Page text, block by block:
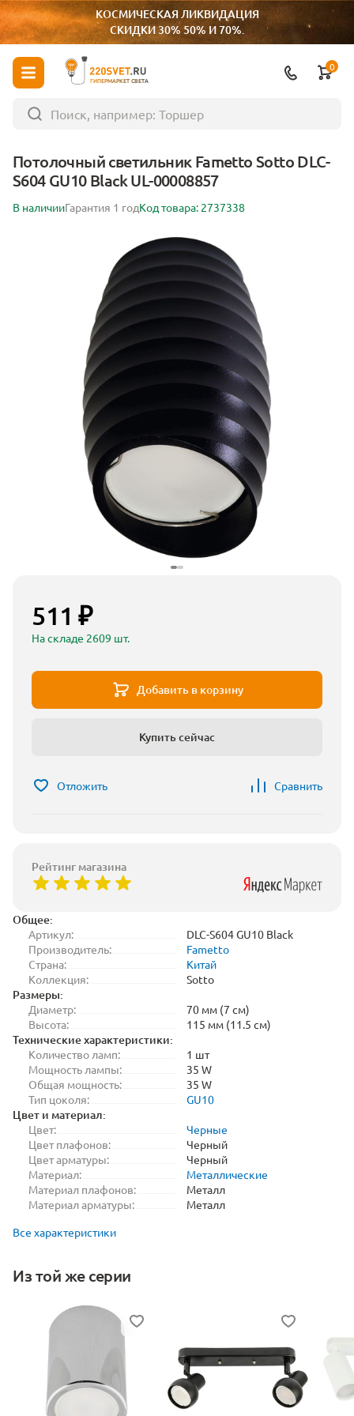
КОСМИЧЕСКАЯ ЛИКВИДАЦИЯ
СКИДКИ 30% 50% И 70%.
ГИПЕРМАРКЕТ СВЕТА
0
Потолочный светильник Fametto Sotto DLC-
S604 GU10 Black UL-00008857
В наличииГарантия 1 годКод товара: 2737338
Общее:
Артикул:
DLC-S604 GU10 Black
Производитель:
Fametto
Страна:
Китай
Коллекция:
Sotto
Размеры:
Диаметр:
70 мм (7 см)
Высота:
115 мм (11.5 см)
Технические характеристики:
Количество ламп:
1 шт
Мощность лампы:
35 W
Общая мощность:
35 W
Тип цоколя:
GU10
Цвет и материал:
Цвет:
Черные
Цвет плафонов:
Черный
Цвет арматуры:
Черный
Материал:
Металлические
Материал плафонов:
Металл
Материал арматуры:
Металл
Все характеристики
Из той же серии
511 ₽
На складе 2609 шт.
Добавить в корзину
Купить сейчас
Отложить Сравнить
Рейтинг магазина